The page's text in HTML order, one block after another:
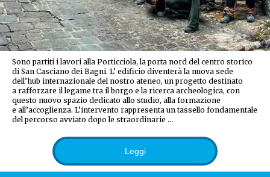
Sono partiti i lavori alla Porticciola, la porta nord del centro storico
di San Casciano dei Bagni. L’ edificio diventerà la nuova sede
dell’hub internazionale del nostro ateneo, un progetto destinato
a rafforzare il legame tra il borgo e la ricerca archeologica, con
questo nuovo spazio dedicato allo studio, alla formazione
e all’accoglienza. L’intervento rappresenta un tassello fondamentale
del percorso avviato dopo le straordinarie …
Leggi